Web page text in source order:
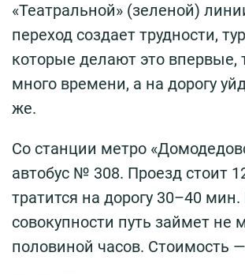
«Театральной» (зеленой)
переход создает трудности,
которые делают это впервые,
много времени, а на дорогу
же.
Со станции метро
автобус № 308. Проезд стоит
тратится на дорогу 30–40 мин.
совокупности путь займет не
половиной часов. Стоимость